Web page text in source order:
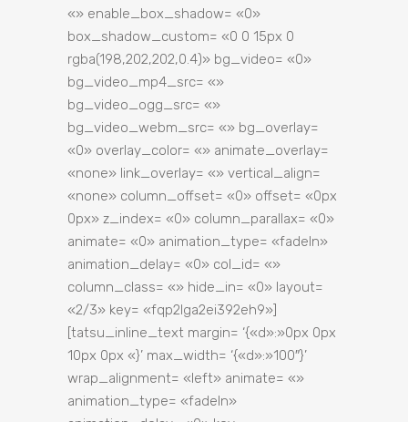
«» enable_box_shadow= «0»
box_shadow_custom= «0 0 15px 0
rgba(198,202,202,0.4)» bg_video= «0»
bg_video_mp4_src= «»
bg_video_ogg_src= «»
bg_video_webm_src= «» bg_overlay=
«0» overlay_color= «» animate_overlay=
«none» link_overlay= «» vertical_align=
«none» column_offset= «0» offset= «0px
0px» z_index= «0» column_parallax= «0»
animate= «0» animation_type= «fadeIn»
animation_delay= «0» col_id= «»
column_class= «» hide_in= «0» layout=
«2/3» key= «fqp2lga2ei392eh9»]
[tatsu_inline_text margin= ‘{«d»:»0px 0px
10px 0px «}’ max_width= ‘{«d»:»100″}’
wrap_alignment= «left» animate= «»
animation_type= «fadeIn»